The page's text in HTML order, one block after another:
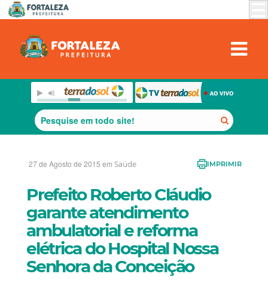
27 de Agosto de 2015 em Saúde IMPRIMIR
Prefeito Roberto Cláudio
garante atendimento
ambulatorial e reforma
elétrica do Hospital Nossa
Senhora da Conceição